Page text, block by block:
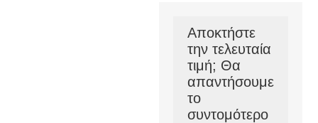
Αποκτήστε
την τελευταία
τιμή; Θα
απαντήσουμε
το
συντομότερο